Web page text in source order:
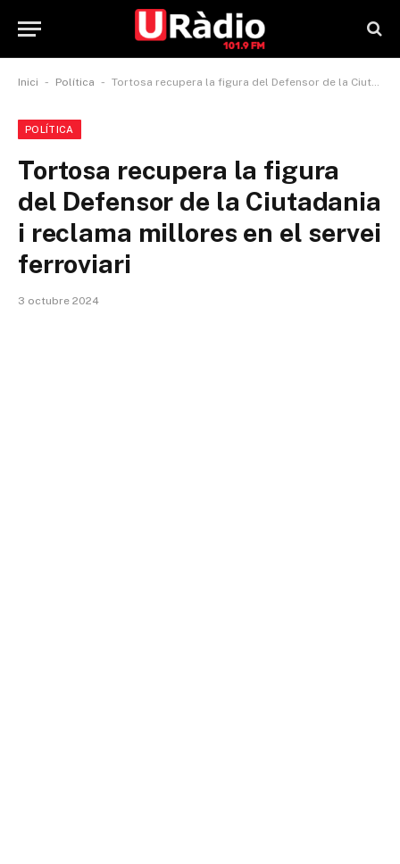
Inici - Política - Tortosa recupera la figura del Defensor de la Ciutadania i reclama millores en el servei ferroviari
POLÍTICA
Tortosa recupera la figura
del Defensor de la Ciutadania
i reclama millores en el servei
ferroviari
3 octubre 2024